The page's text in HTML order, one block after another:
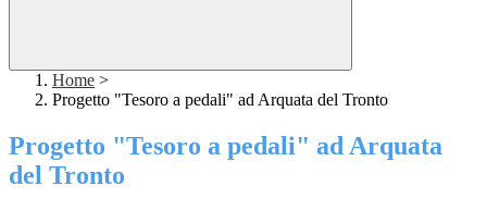
Home >
Progetto "Tesoro a pedali" ad Arquata del Tronto
Progetto "Tesoro a pedali" ad Arquata
del Tronto